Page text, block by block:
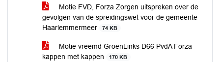
Motie FVD, Forza Zorgen uitspreken over de
gevolgen van de spreidingswet voor de gemeente
Haarlemmermeer
74 KB
Motie vreemd GroenLinks D66 PvdA Forza
kappen met kappen
170 KB